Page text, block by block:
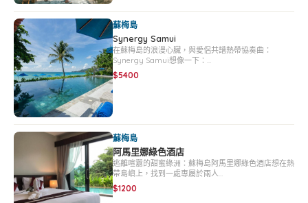
蘇梅島
Synergy Samui
在蘇梅島的浪漫心臟，與愛侶共譜熱帶協奏曲：
Synergy Samui想像一下：…
$5400
蘇梅島
阿馬里娜綠色酒店
逃離喧囂的甜蜜綠洲：蘇梅島阿馬里娜綠色酒店想在熱
帶島嶼上，找到一處專屬於兩人…
$1200